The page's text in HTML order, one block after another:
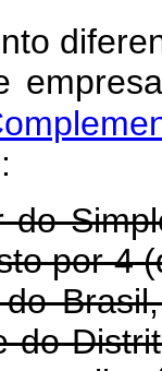
por 4
do